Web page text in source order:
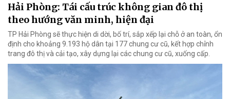
Hải Phòng: Tái cấu trúc không gian đô thị
theo hướng văn minh, hiện đại
TP Hải Phòng sẽ thực hiện di dời, bố trí, sắp xếp lại chỗ ở an toàn, ổn
định cho khoảng 9.193 hộ dân tại 177 chung cư cũ, kết hợp chỉnh
trang đô thị và cải tạo, xây dựng lại các chung cư cũ, xuống cấp.